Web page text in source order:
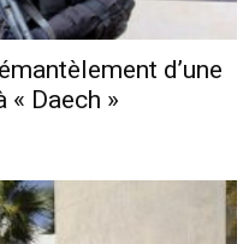
d’une
Daech »